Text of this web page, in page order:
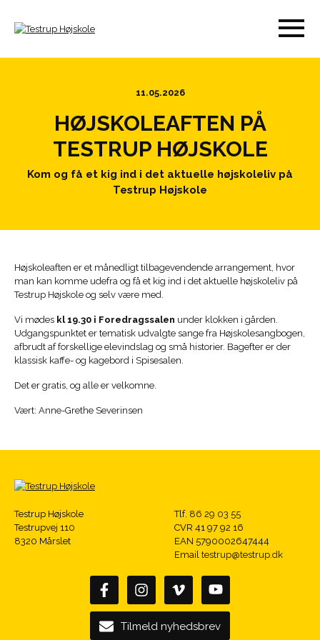
11.05.2026
HØJSKOLEAFTEN PÅ
TESTRUP HØJSKOLE
Kom og få et kig ind i det aktuelle højskoleliv på
Testrup Højskole
Højskoleaften er et månedligt tilbagevendende arrangement, hvor
man kan komme udefra og få et kig ind i det aktuelle højskoleliv på
Testrup Højskole og selv være med.
Vi mødes kl 19.30 i Foredragssalen under klokken i gården.
Udgangspunktet er tematisk udvalgte sange fra Højskolesangbogen
afbrudt af forskellige elevindslag og små historier. Bagefter er der
klassisk kaffe- og kagebord i Spisesalen.
Det er gratis, og alle er velkomne.
Vært: Anne-Grethe Severinsen
Testrup Højskole
Testrupvej 110
8320 Mårslet
Tlf. 86 29 03 55
CVR 41 97 92 16
EAN 5790002647444
Email testrup@testrup.dk
Tilmeld nyhedsbrev